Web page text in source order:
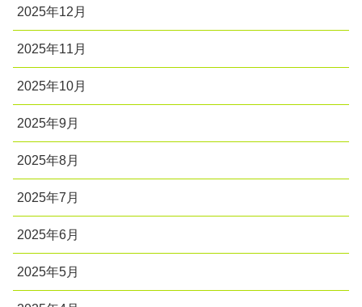
2025年12月
2025年11月
2025年10月
2025年9月
2025年8月
2025年7月
2025年6月
2025年5月